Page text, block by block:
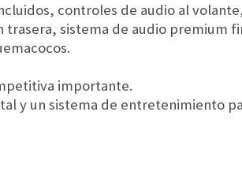
controles de audio al
trasera, sistema de audio premium
importante.
y un sistema de entretenimiento